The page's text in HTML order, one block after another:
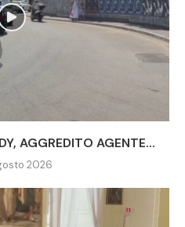
AGGREDITO AGENTE...
2026